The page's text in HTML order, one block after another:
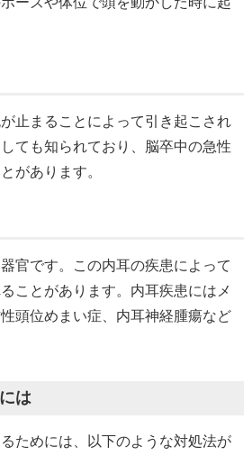
止まることによって引き起こされ
ても知られており、脳卒中の急性
があります。
官です。この内耳の疾患によって
ことがあります。内耳疾患にはメ
頭位めまい症、内耳神経腫瘍など
は
ためには、以下のような対処法が